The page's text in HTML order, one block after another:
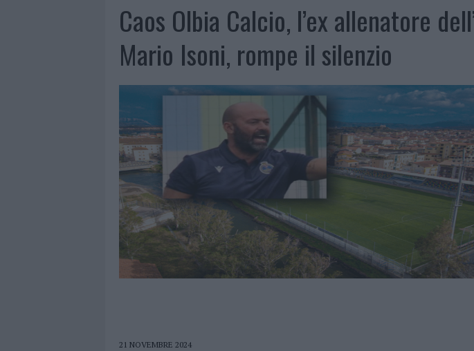
6 AGOSTO 2026 | ANDREA MURA CONQUISTA PALAU: GRANDE PARTECIPAZIONE PER IL SUO
Caos Olbia Calcio, l’ex allenatore
Mario Isoni, rompe il silenzio
21 NOVEMBRE 2024